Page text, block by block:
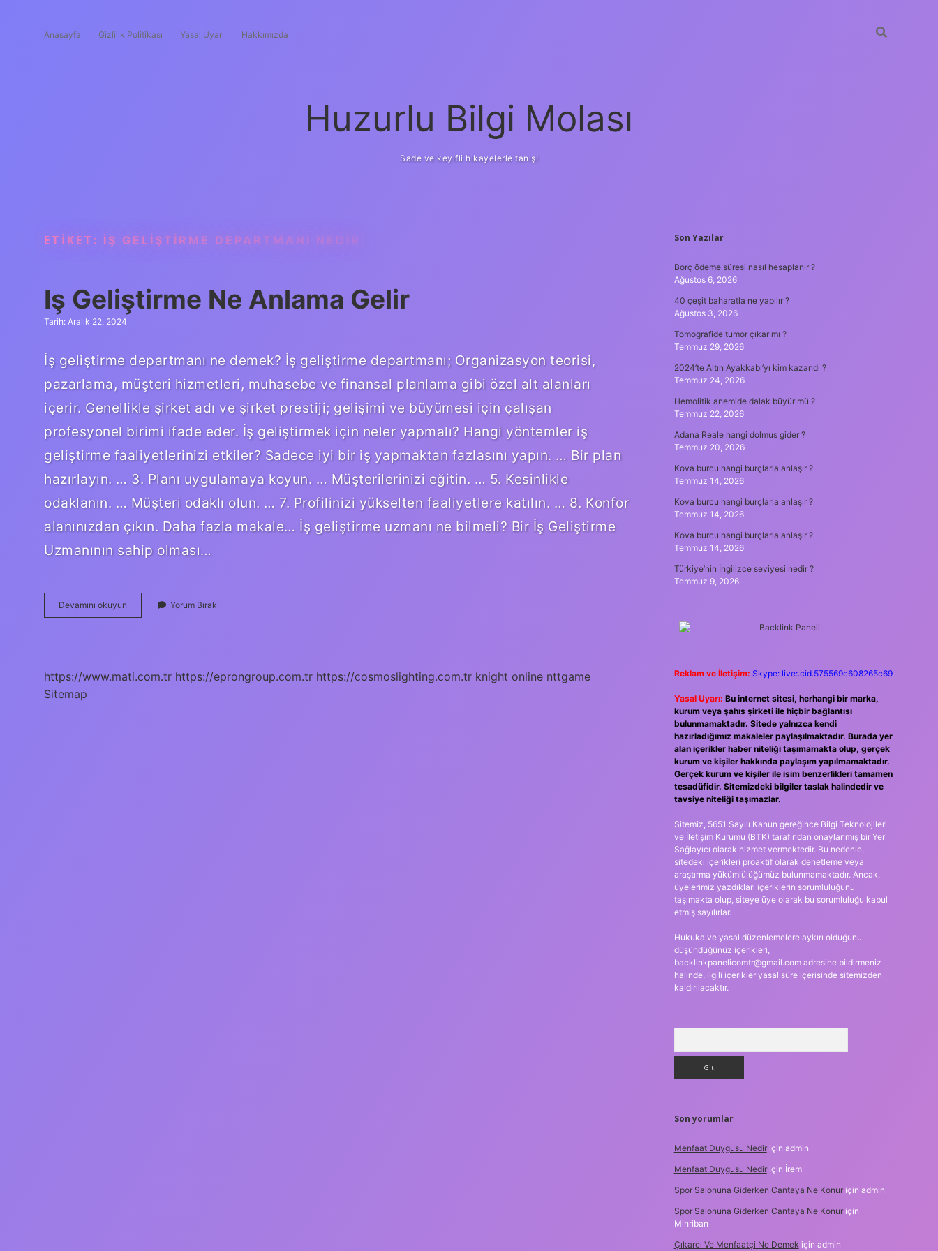
Anasayfa Gizlilik Politikası Yasal Uyarı Hakkımızda
Huzurlu Bilgi Molası
Sade ve keyifli hikayelerle tanış!
ETIKET: İŞ GELIŞTIRME DEPARTMANI NEDIR
Iş Geliştirme Ne Anlama Gelir
Tarih: Aralık 22, 2024
İş geliştirme departmanı ne demek? İş geliştirme departmanı; Organizasyon teorisi,
pazarlama, müşteri hizmetleri, muhasebe ve finansal planlama gibi özel alt alanları
içerir. Genellikle şirket adı ve şirket prestiji; gelişimi ve büyümesi için çalışan
profesyonel birimi ifade eder. İş geliştirmek için neler yapmalı? Hangi yöntemler iş
geliştirme faaliyetlerinizi etkiler? Sadece iyi bir iş yapmaktan fazlasını yapın. … Bir plan
hazırlayın. … 3. Planı uygulamaya koyun. … Müşterilerinizi eğitin. … 5. Kesinlikle
odaklanın. … Müşteri odaklı olun. … 7. Profilinizi yükselten faaliyetlere katılın. … 8. Konfor
alanınızdan çıkın. Daha fazla makale… İş geliştirme uzmanı ne bilmeli? Bir İş Geliştirme
Uzmanının sahip olması…
Devamını okuyun
Geliştirme
Yorum Bırak
https://www.mati.com.tr https://eprongroup.com.tr https://cosmoslighting.com.tr knight online nttgame
Sitemap
SIDEBAR
Son Yazılar
Borç ödeme süresi nasıl hesaplanır ?
Ağustos 6, 2026
40 çeşit baharatla ne yapılır ?
Ağustos 3, 2026
Tomografide tumor çıkar mı ?
Temmuz 29, 2026
2024’te Altın Ayakkabı’yı kim kazandı ?
Temmuz 24, 2026
Hemolitik anemide dalak büyür mü ?
Temmuz 22, 2026
Adana Reale hangi dolmus gider ?
Temmuz 20, 2026
Kova burcu hangi burçlarla anlaşır ?
Temmuz 14, 2026
Kova burcu hangi burçlarla anlaşır ?
Temmuz 14, 2026
Kova burcu hangi burçlarla anlaşır ?
Temmuz 14, 2026
Türkiye’nin İngilizce seviyesi nedir ?
Temmuz 9, 2026
Reklam ve İletişim: Skype: live:.cid.575569c608265c69
Yasal Uyarı: Bu internet sitesi, herhangi bir marka,
kurum veya şahıs şirketi ile hiçbir bağlantısı
bulunmamaktadır. Sitede yalnızca kendi
hazırladığımız makaleler paylaşılmaktadır. Burada yer
alan içerikler haber niteliği taşımamakta olup, gerçek
kurum ve kişiler hakkında paylaşım yapılmamaktadır.
Gerçek kurum ve kişiler ile isim benzerlikleri tamamen
tesadüfidir. Sitemizdeki bilgiler taslak halindedir ve
tavsiye niteliği taşımazlar.
Sitemiz, 5651 Sayılı Kanun gereğince Bilgi Teknolojileri
ve İletişim Kurumu (BTK) tarafından onaylanmış bir Yer
Sağlayıcı olarak hizmet vermektedir. Bu nedenle,
sitedeki içerikleri proaktif olarak denetleme veya
araştırma yükümlülüğümüz bulunmamaktadır. Ancak,
üyelerimiz yazdıkları içeriklerin sorumluluğunu
taşımakta olup, siteye üye olarak bu sorumluluğu kabul
etmiş sayılırlar.
Hukuka ve yasal düzenlemelere aykırı olduğunu
düşündüğünüz içerikleri,
backlinkpanelicomtr@gmail.comadresine bildirmeniz
halinde, ilgili içerikler yasal süre içerisinde sitemizden
kaldırılacaktır.
Son yorumlar
Menfaat Duygusu Nediriçin admin
Menfaat Duygusu Nediriçin İrem
Spor Salonuna Giderken Cantaya Ne Konuriçin admin
Spor Salonuna Giderken Cantaya Ne Konuriçin
Mihriban
Çıkarcı Ve Menfaatçi Ne Demek için admin